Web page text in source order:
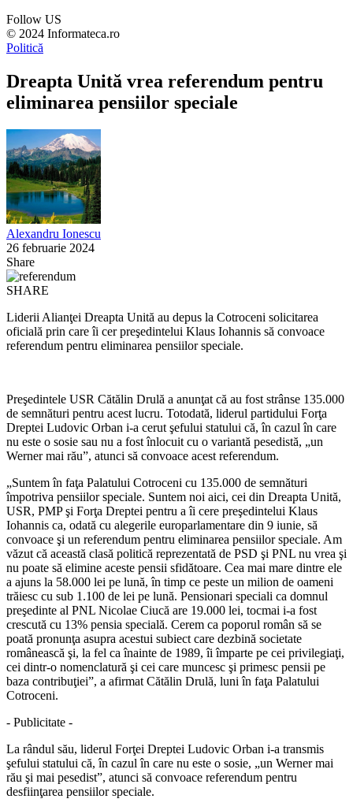
Follow US
© 2024 Informateca.ro
Politică
Dreapta Unită vrea referendum pentru
eliminarea pensiilor speciale
Alexandru Ionescu
26 februarie 2024
Share
SHARE
Liderii Alianţei Dreapta Unită au depus la Cotroceni solicitarea
oficială prin care îi cer preşedintelui Klaus Iohannis să convoace
referendum pentru eliminarea pensiilor speciale.
Preşedintele USR Cătălin Drulă a anunţat că au fost strânse 135.000
de semnături pentru acest lucru. Totodată, liderul partidului Forţa
Dreptei Ludovic Orban i-a cerut şefului statului că, în cazul în care
nu este o sosie sau nu a fost înlocuit cu o variantă pesedistă, „un
Werner mai rău”, atunci să convoace acest referendum.
„Suntem în faţa Palatului Cotroceni cu 135.000 de semnături
împotriva pensiilor speciale. Suntem noi aici, cei din Dreapta Unită,
USR, PMP şi Forţa Dreptei pentru a îi cere preşedintelui Klaus
Iohannis ca, odată cu alegerile europarlamentare din 9 iunie, să
convoace şi un referendum pentru eliminarea pensiilor speciale. Am
văzut că această clasă politică reprezentată de PSD şi PNL nu vrea şi
nu poate să elimine aceste pensii sfidătoare. Cea mai mare dintre ele
a ajuns la 58.000 lei pe lună, în timp ce peste un milion de oameni
trăiesc cu sub 1.100 de lei pe lună. Pensionari speciali ca domnul
preşedinte al PNL Nicolae Ciucă are 19.000 lei, tocmai i-a fost
crescută cu 13% pensia specială. Cerem ca poporul român să se
poată pronunţa asupra acestui subiect care dezbină societate
românească şi, la fel ca înainte de 1989, îi împarte pe cei privilegiaţi,
cei dintr-o nomenclatură şi cei care muncesc şi primesc pensii pe
baza contribuţiei”, a afirmat Cătălin Drulă, luni în faţa Palatului
Cotroceni.
- Publicitate -
La rândul său, liderul Forţei Dreptei Ludovic Orban i-a transmis
şefului statului că, în cazul în care nu este o sosie, „un Werner mai
rău şi mai pesedist”, atunci să convoace referendum pentru
desfiinţarea pensiilor speciale.